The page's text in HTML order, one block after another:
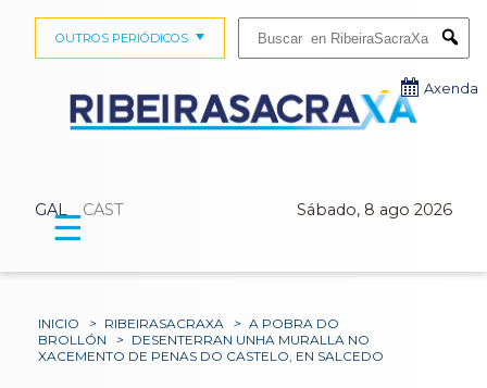
GAL CAST Sábado, 8 ago 2026
OUTROS PERIÓDICOS
Axenda
☰
INICIO > RIBEIRASACRAXA > A POBRA DO
BROLLÓN
> DESENTERRAN UNHA MURALLA NO
XACEMENTO DE PENAS DO CASTELO, EN SALCEDO